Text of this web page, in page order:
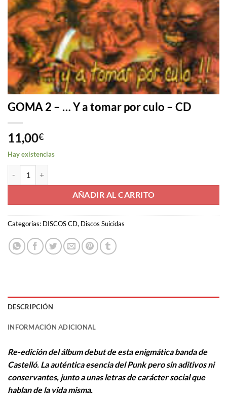
GOMA 2 – … Y a tomar por culo – CD
11,00€
Hay existencias
AÑADIR AL CARRITO
Categorías: DISCOS CD, Discos Suicidas
DESCRIPCIÓN
INFORMACIÓN ADICIONAL
Re-edicióndel álbum debut de esta enigmática banda de
Castelló. La auténtica esencia del Punk pero sin aditivos ni
conservantes, junto a unas letras de carácter social que
hablan de la vida misma.